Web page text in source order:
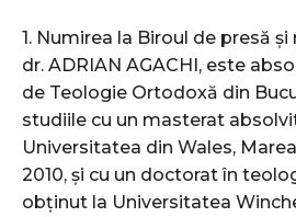
1. Numirea la Biroul de presă
dr. ADRIAN AGACHI, este
de Teologie Ortodoxă din
studiile cu un masterat
Universitatea din Wales,
2010, și cu un doctorat în
obținut la Universitatea